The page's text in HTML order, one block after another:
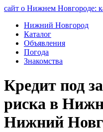
сайт о Нижнем Новгороде:
Нижний Новгород
Каталог
Объявления
Погода
Знакомства
Кредит под
риска в
Нижний